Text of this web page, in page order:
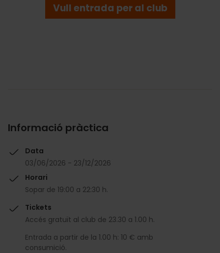
Vull entrada per al club
Informació pràctica
Data
03/06/2026 - 23/12/2026
Horari
Sopar de 19:00 a 22:30 h.
Tickets
Accés gratuït al club de 23.30 a 1.00 h.
Entrada a partir de la 1.00 h: 10 € amb
consumició.